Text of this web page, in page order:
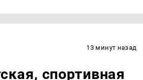
13 минут назад
спортивная